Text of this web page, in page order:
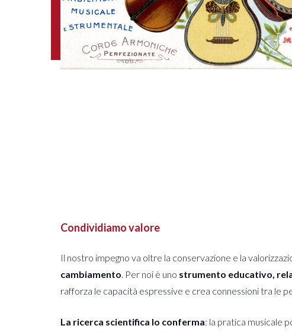
Condividiamo valore
Il nostro impegno va oltre la conservazione e la
cambiamento. Per noi è uno strumento educativo,
rafforza le capacità espressive e crea connessioni tra le
La ricerca scientifica lo conferma: la pratica musicale